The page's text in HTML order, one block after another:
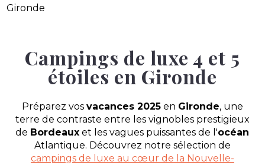
Gironde
Campings de luxe 4 et 5
étoiles en Gironde
Préparez vos vacances 2025en Gironde, une
terre de contraste entre les vignobles prestigieux
de Bordeaux et les vagues puissantes de l'océan
Atlantique. Découvrez notre sélection de
campings de luxe au cœur de la Nouvelle-